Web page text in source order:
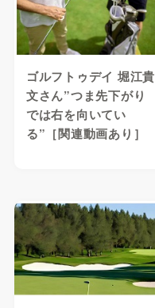
ゴルフトゥデイ 堀江貴
文さん”つま先下がり
では右を向いてい
る”［関連動画あり］